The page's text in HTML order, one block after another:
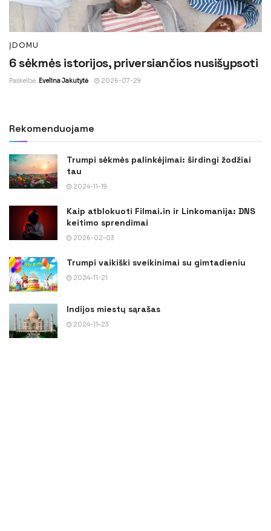
ĮDOMU
6 sėkmės istorijos, priversiančios nusišypsoti
Paskelbė Evelina Jakutytė 2026-07-29
Rekomenduojame
Trumpi sėkmės palinkėjimai: širdingi žodžiai
tau
2024-11-19
Kaip atblokuoti Filmai.in ir Linkomanija: DNS
keitimo sprendimai
2026-02-03
Trumpi vaikiški sveikinimai su gimtadieniu
2024-11-21
Indijos miestų sąrašas
2024-11-23